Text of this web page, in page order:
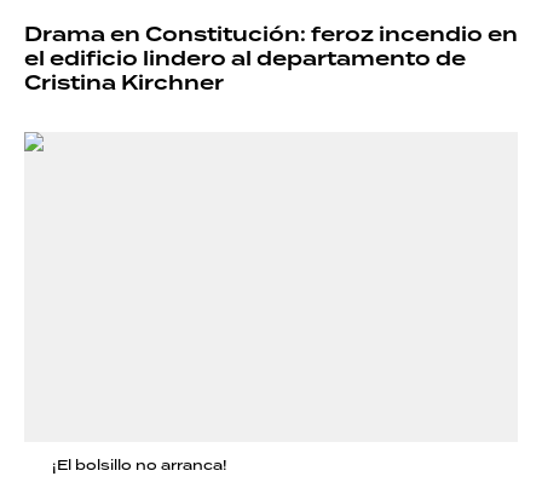
Drama en Constitución: feroz incendio en
el edificio lindero al departamento de
Cristina Kirchner
¡El bolsillo no arranca!